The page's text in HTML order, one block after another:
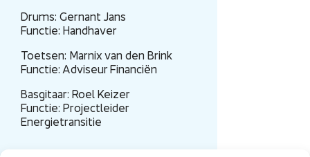
Drums: Gernant Jans
Functie: Handhaver
Toetsen: Marnix van den Brink
Functie: Adviseur Financiën
Basgitaar: Roel Keizer
Functie: Projectleider
Energietransitie